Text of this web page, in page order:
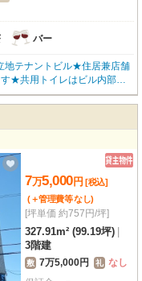
バー
地テナントビル★住居兼店舗
★共用トイレはビル内部に
ルトンでお好みの内装に改
アコン付で快適な店舗★ まず
ハウス函館店(0138-85-8622)
7万5,000円 [税込]
(＋管理費等なし)
[坪単価 約757円/坪]
327.91m² (99.19坪)
3階建
敷 7万5,000円 礼 なし